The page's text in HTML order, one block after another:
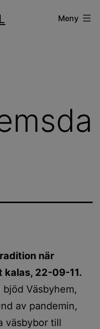
Meny
när
22-09-11.
Väsbyhem,
av pandemin,
väsbybor till